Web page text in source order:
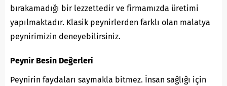
bırakamadığı bir lezzettedir ve firmamızda üretimi
yapılmaktadır. Klasik peynirlerden farklı olan malatya
peynirimizin deneyebilirsiniz.
Peynir Besin Değerleri
Peynirin faydaları saymakla bitmez. İnsan sağlığı için